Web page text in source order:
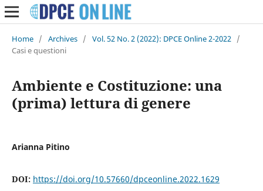
Home / Archives / Vol. 52 No. 2 (2022): DPCE Online 2-2022 /
Casi e questioni
Ambiente e Costituzione: una
(prima) lettura di genere
Arianna Pitino
DOI: https://doi.org/10.57660/dpceonline.2022.1629